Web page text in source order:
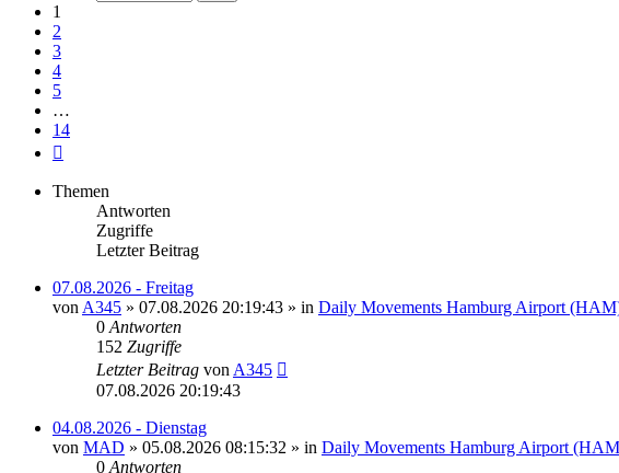
1
2
3
4
5
…
14
Themen
Antworten
Zugriffe
Letzter Beitrag
07.08.2026 - Freitag
von A345 » 07.08.2026 20:19:43 » in Daily Movements Hamburg Airport
0 Antworten
152 Zugriffe
Letzter Beitrag von A345
07.08.2026 20:19:43
04.08.2026 - Dienstag
von MAD » 05.08.2026 08:15:32 » in Daily Movements Hamburg Airport
0 Antworten